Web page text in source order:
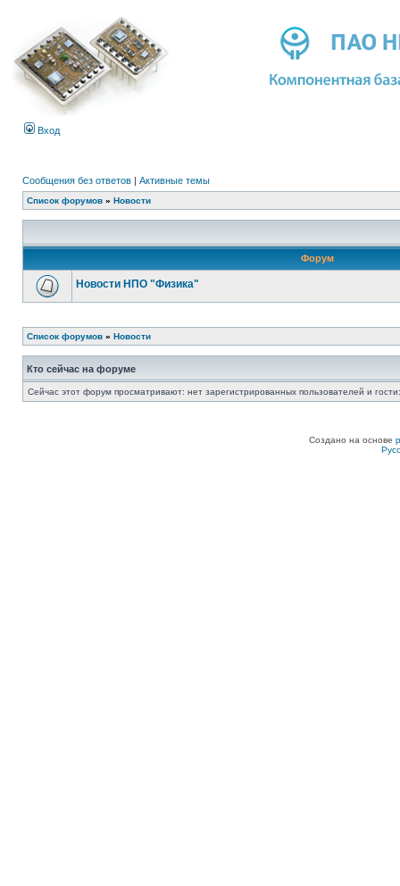
Вход
Сообщения без ответов | Активные темы
Список форумов » Новости
Форум
Новости НПО "Физика"
Список форумов » Новости
Кто сейчас на форуме
Сейчас этот форум просматривают: нет зарегистрированных пользователей и
Создано на основе